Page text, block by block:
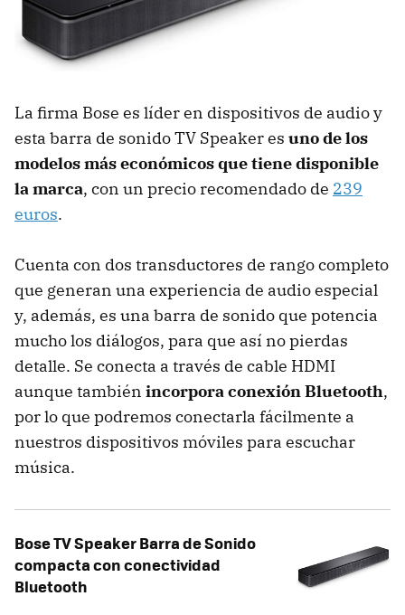
La firma Bose es líder en dispositivos de audio y
esta barra de sonido TV Speaker es uno de los
modelos más económicos que tiene disponible
la marca, con un precio recomendado de 239
euros.
Cuenta con dos transductores de rango completo
que generan una experiencia de audio especial
y, además, es una barra de sonido que potencia
mucho los diálogos, para que así no pierdas
detalle. Se conecta a través de cable HDMI
aunque también incorpora conexión Bluetooth,
por lo que podremos conectarla fácilmente a
nuestros dispositivos móviles para escuchar
música.
Bose TV Speaker Barra de Sonido
compacta con conectividad
Bluetooth